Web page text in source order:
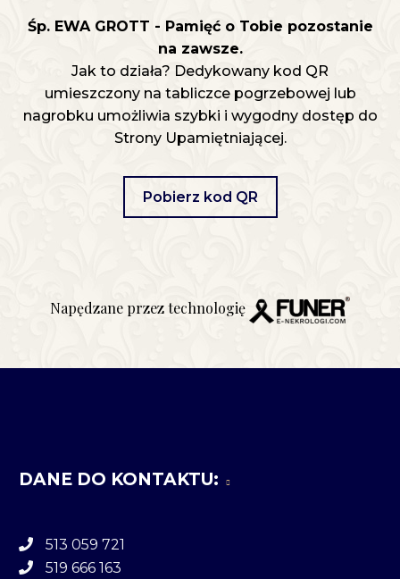
Śp. EWA GROTT - Pamięć o Tobie pozostanie
na zawsze.
Jak to działa? Dedykowany kod QR
umieszczony na tabliczce pogrzebowej lub
nagrobku umożliwia szybki i wygodny dostęp do
Strony Upamiętniającej.
Pobierz kod QR
Napędzane przez technologię
DANE DO KONTAKTU:
513 059 721
519 666 163